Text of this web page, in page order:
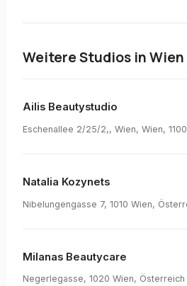
Weitere Studios inWien
Ailis Beautystudio
Eschenallee 2/25/2,, Wien, Wien,
Natalia Kozynets
Nibelungengasse 7, 1010 Wien,
Milanas Beautycare
Negerlegasse, 1020 Wien, Österreich